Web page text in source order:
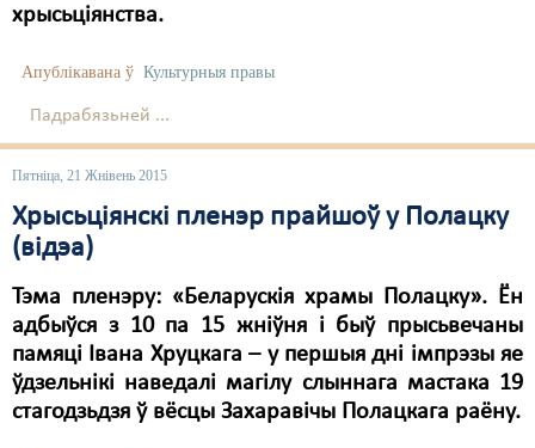
хрысьціянства.
Апублікавана ў Культурныя правы
Падрабязьней ...
Пятніца, 21 Жнівень 2015
Хрысьціянскі пленэр прайшоў у Полацку
(відэа)
Тэма пленэру: «Беларускія храмы Полацку». Ён
адбыўся з 10 па 15 жніўня і быў прысьвечаны
памяці Івана Хруцкага – у першыя дні імпрэзы яе
ўдзельнікі наведалі магілу слыннага мастака 19
стагодзьдзя ў вёсцы Захаравічы Полацкага раёну.